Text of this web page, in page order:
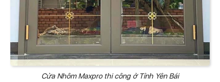
Cửa Nhôm Maxpro thi công ở Tỉnh Yên Bái